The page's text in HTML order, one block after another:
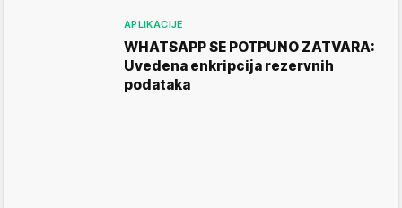
APLIKACIJE
WHATSAPP SE POTPUNO ZATVARA:
Uvedena enkripcija rezervnih
podataka